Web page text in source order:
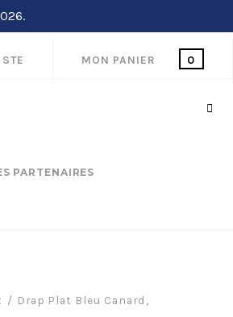
MON PANIER 0
PARTENAIRES
Drap Plat Bleu Canard,